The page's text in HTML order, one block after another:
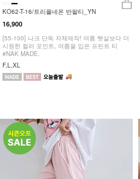
KO62-T-16/트리플네온 반팔티_YN
16,900
[55-100] 나크 단독 자체제작! 여름 햇살보다 더
시원한 컬러 포인트, 여름을 입은 프린트 티
#NAK MADE.
F,L,XL